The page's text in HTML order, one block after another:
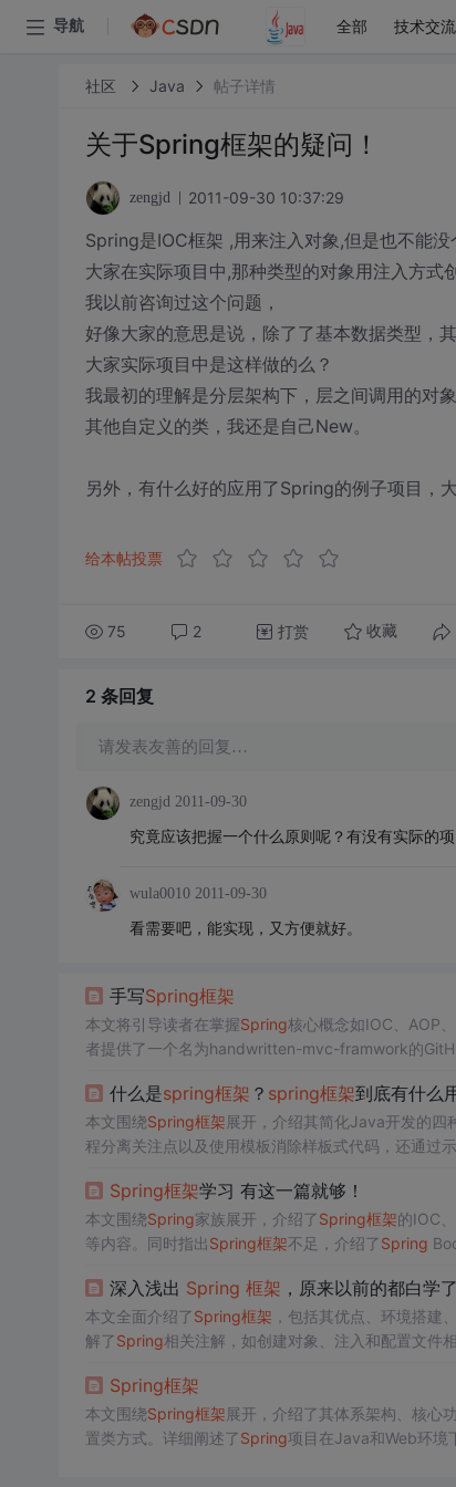
导航 全部 技术交流
社区 Java 帖子详情
关于Spring框架的疑问！
zengjd 2011-09-30 10:37:29
Spring是IOC框架 ,用来注入对象,但是也不能没
大家在实际项目中,那种类型的对象用注入方式
我以前咨询过这个问题，
好像大家的意思是说，除了了基本数据类型，
大家实际项目中是这样做的么？
我最初的理解是分层架构下，层之间调用的对
其他自定义的类，我还是自己New。
另外，有什么好的应用了Spring的例子项目，
给本帖投票
75 2 打赏 收藏
2 条回复
请发表友善的回复…
zengjd 2011-09-30
究竟应该把握一个什么原则呢？有没有实际的
wula0010 2011-09-30
看需要吧，能实现，又方便就好。
手写Spring框架
本文将引导读者在掌握Spring核心概念如IOC、AOP
者提供了一个名为handwritten-mvc-framwork的
什么是spring框架 ？ spring框架到底有什么
本文围绕Spring框架展开，介绍其简化Java开发的四
程分离关注点以及使用模板消除样板式代码，还通过
Spring框架学习 有这一篇就够！
本文围绕Spring家族展开，介绍了Spring框架的IOC
等内容。同时指出Spring框架不足，介绍了Spring
深入浅出 Spring 框架 ，原来以前的都白学了
本文全面介绍了Spring框架 ，包括其优点、环境搭建
解了Spring相关注解，如创建对象、注入和配置文件
Spring框架
本文围绕Spring框架展开，介绍了其体系架构、核心
置类方式。详细阐述了Spring项目在Java和Web环境